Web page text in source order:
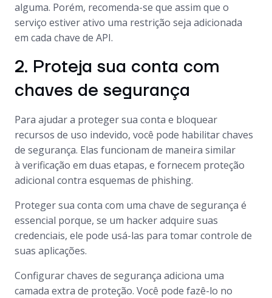
alguma. Porém, recomenda-se que assim que o
serviço estiver ativo uma restrição seja adicionada
em cada chave de API.
2. Proteja sua conta com
chaves de segurança
Para ajudar a proteger sua conta e bloquear
recursos de uso indevido, você pode habilitar chaves
de segurança. Elas funcionam de maneira similar
à verificação em duas etapas, e fornecem proteção
adicional contra esquemas de phishing.
Proteger sua conta com uma chave de segurança é
essencial porque, se um hacker adquire suas
credenciais, ele pode usá-las para tomar controle de
suas aplicações.
Configurar chaves de segurança adiciona uma
camada extra de proteção. Você pode fazê-lo no